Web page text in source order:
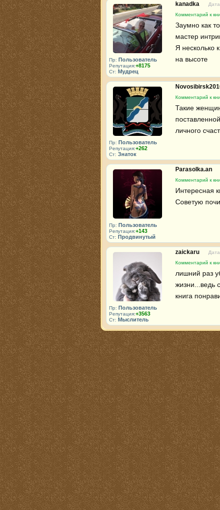
Пр: Пользователь
Репутация:+8175
Ст: Мудрец
kanadka
Комментарий к
Заумно как
мастер
Я несколько
на высоте
Пр: Пользователь
Репутация:+262
Ст: Знаток
Комментарий к
Такие
личного
Пр: Пользователь
Репутация:+143
Ст: Продвинутый
Parasolka.an
Комментарий к
Интересная
Советую
Пр: Пользователь
Репутация:+3563
Ст: Мыслитель
zaickaru
Комментарий к
лишний раз
жизни...ведь
книга